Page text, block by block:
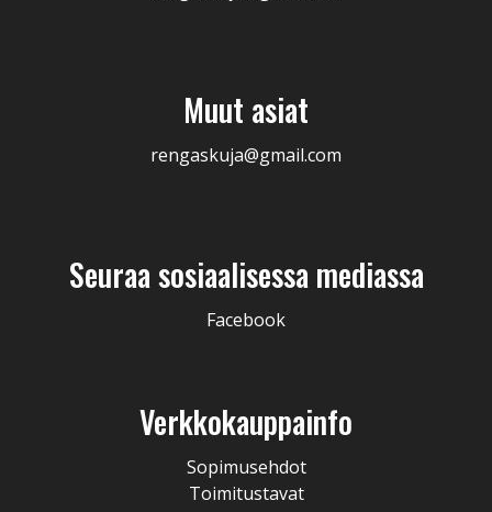
Muut asiat
rengaskuja@gmail.com
Seuraa sosiaalisessa mediassa
Facebook
Verkkokauppainfo
Sopimusehdot
Toimitustavat